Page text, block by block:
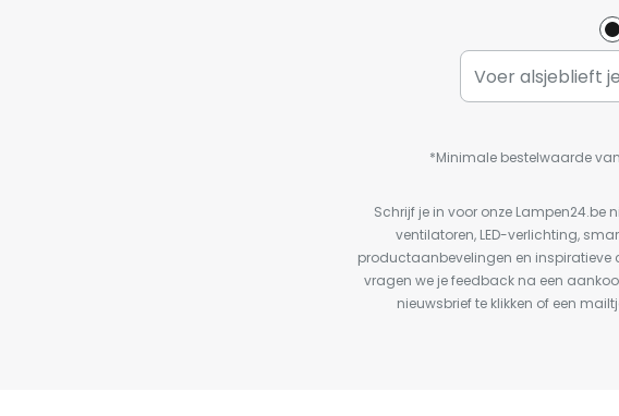
*Minimale bestelwaarde
Schrijf je in voor onze
ventilatoren, LED-verlichting,
productaanbevelingen en inspiratieve
vragen we je feedback na een
nieuwsbrief te klikken of een